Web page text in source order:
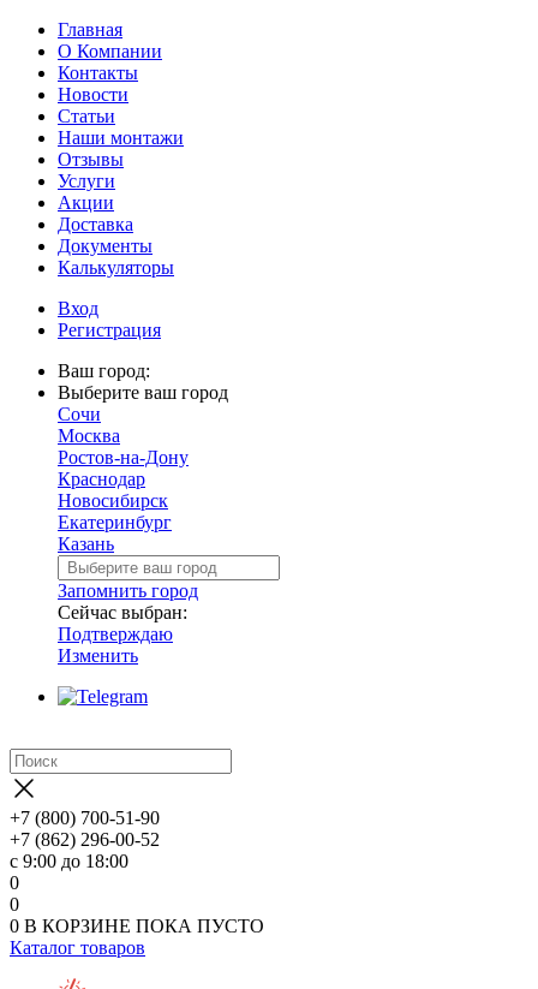
Главная
О Компании
Контакты
Новости
Статьи
Наши монтажи
Отзывы
Услуги
Акции
Доставка
Документы
Калькуляторы
Вход
Регистрация
Ваш город:
Выберите ваш город
Сочи
Москва
Ростов-на-Дону
Краснодар
Новосибирск
Екатеринбург
Казань
Запомнить город
Сейчас выбран:
Подтверждаю
Изменить
+7 (800) 700-51-90
+7 (862) 296-00-52
с 9:00 до 18:00
0
0
0 В КОРЗИНЕ ПОКА ПУСТО
Каталог товаров